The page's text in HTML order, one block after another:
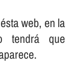
web, en la
tendrá que